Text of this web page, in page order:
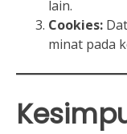
lain.
Cookies:
minat pada